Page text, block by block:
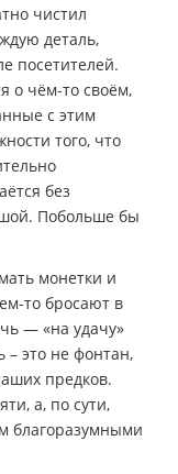
чистил
деталь,
посетителей.
о чём-то своём,
с этим
того, что
без
Побольше бы
монетки и
то бросают в
— «на удачу»
это не фонтан,
предков.
а, по сути,
благоразумными